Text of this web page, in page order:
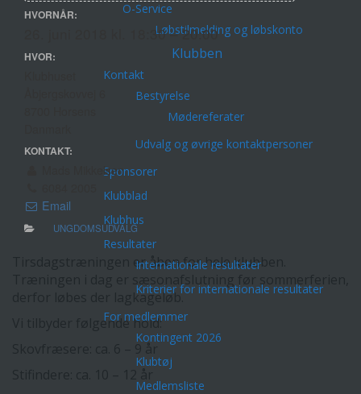
O-Service
Løbstilmelding og løbskonto
Klubben
Kontakt
Bestyrelse
Mødereferater
Udvalg og øvrige kontaktpersoner
Sponsorer
Klubblad
Klubhus
Resultater
Internationale resultater
Kriterier for internationale resultater
For medlemmer
Kontingent 2026
Klubtøj
Medlemsliste
HVORNÅR:
26. juni 2018 kl. 18:30 – 20:00
HVOR:
KONTAKT:
Mads Mikkelsen
Email
UNGDOMSUDVALG
Tirsdagstræningen er åben for hele klubben.
derfor løbes der lagkageløb.
Vi tilbyder følgende hold: